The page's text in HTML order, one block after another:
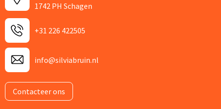
1742 PH Schagen
+31 226 422505
info@silviabruin.nl
Contacteer ons